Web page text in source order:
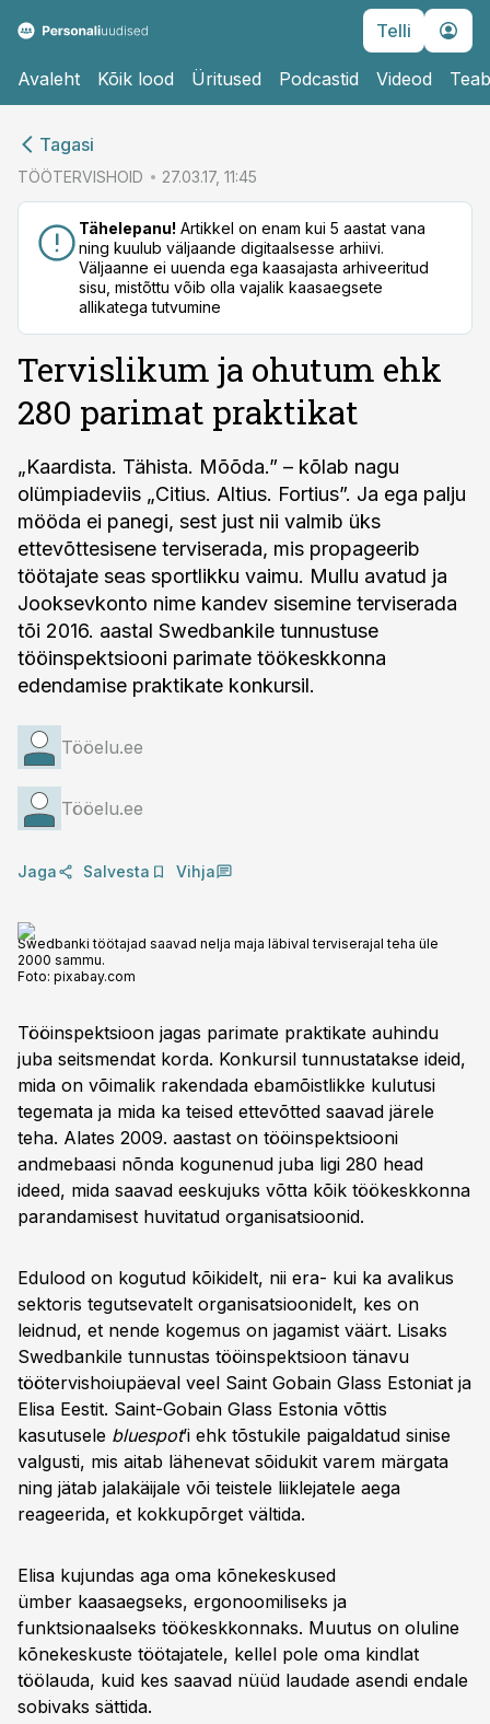
Telli
Avaleht Kõik lood Üritused Podcastid Videod
Tagasi
TÖÖTERVISHOID 27.03.17, 11:45
Tähelepanu! Artikkel on enam kui 5 aastat vana
ning kuulub väljaande digitaalsesse arhiivi.
Väljaanne ei uuenda ega kaasajasta arhiveeritud
sisu, mistõttu võib olla vajalik kaasaegsete
allikatega tutvumine
Tervislikum ja ohutum ehk
280 parimat praktikat
„Kaardista. Tähista. Mõõda.” – kõlab nagu
olümpiadeviis „Citius. Altius. Fortius”. Ja ega palju
mööda ei panegi, sest just nii valmib üks
ettevõttesisene terviserada, mis propageerib
töötajate seas sportlikku vaimu. Mullu avatud ja
Jooksevkonto nime kandev sisemine terviserada
tõi 2016. aastal Swedbankile tunnustuse
tööinspektsiooni parimate töökeskkonna
edendamise praktikate konkursil.
Tööelu.ee
Tööelu.ee
Jaga Salvesta Vihja
Swedbanki töötajad saavad nelja maja läbival terviserajal teha üle
2000 sammu.
Foto: pixabay.com
Tööinspektsioon jagas parimate praktikate auhindu
juba seitsmendat korda. Konkursil tunnustatakse ideid,
mida on võimalik rakendada ebamõistlikke kulutusi
tegemata ja mida ka teised ettevõtted saavad järele
teha. Alates 2009. aastast on tööinspektsiooni
andmebaasi nõnda kogunenud juba ligi 280 head
ideed, mida saavad eeskujuks võtta kõik töökeskkonna
parandamisest huvitatud organisatsioonid.
Edulood on kogutud kõikidelt, nii era- kui ka avalikus
sektoris tegutsevatelt organisatsioonidelt, kes on
leidnud, et nende kogemus on jagamist väärt. Lisaks
Swedbankile tunnustas tööinspektsioon tänavu
töötervishoiupäeval veel Saint Gobain Glass Estoniat ja
Elisa Eestit. Saint-Gobain Glass Estonia võttis
kasutusele bluespot’i ehk tõstukile paigaldatud sinise
valgusti, mis aitab lähenevat sõidukit varem märgata
ning jätab jalakäijale või teistele liiklejatele aega
reageerida, et kokkupõrget vältida.
Elisa kujundas aga oma kõnekeskused
ümber kaasaegseks, ergonoomiliseks ja
funktsionaalseks töökeskkonnaks. Muutus on oluline
kõnekeskuste töötajatele, kellel pole oma kindlat
töölauda, kuid kes saavad nüüd laudade asendi endale
sobivaks sättida.